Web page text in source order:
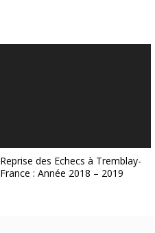
Reprise des Echecs à Tremblay-
France : Année 2018 – 2019